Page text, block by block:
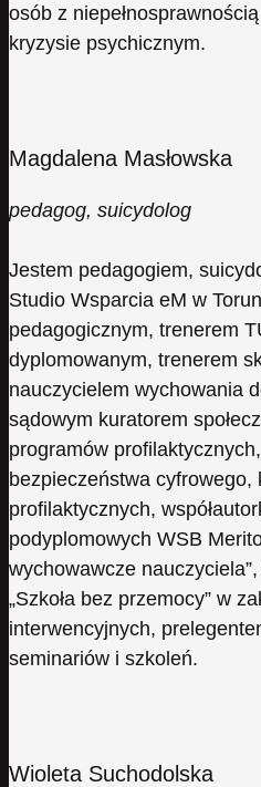
osób z
kryzysie psychicznym.
Magdalena Masłowska
pedagog, suicydolog
Jestem pedagogiem,
Studio Wsparcia eM w
pedagogicznym, trenerem
dyplomowanym, trenerem
nauczycielem wychowania
sądowym kuratorem
programów
bezpieczeństwa cyfrowego,
profilaktycznych,
podyplomowych WSB
wychowawcze
„Szkoła bez przemocy” w
interwencyjnych,
seminariów i szkoleń.
Wioleta Suchodolska